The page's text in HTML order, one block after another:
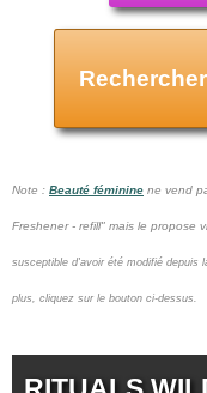
Note : Beauté féminine ne vend
Freshener - refill" mais le propose
susceptible d'avoir été modifié depuis
plus, cliquez sur le bouton ci-dessus.